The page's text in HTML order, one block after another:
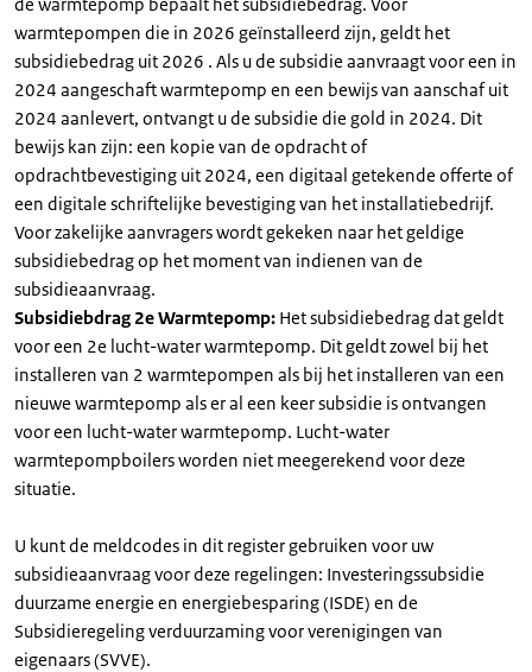
warmtepompen die in 2026 geïnstalleerd zijn, geldt het
subsidiebedrag uit 2026 . Als u de subsidie aanvraagt voor een in
2024 aangeschaft warmtepomp en een bewijs van aanschaf uit
2024 aanlevert, ontvangt u de subsidie die gold in 2024. Dit
bewijs kan zijn: een kopie van de opdracht of
opdrachtbevestiging uit 2024, een digitaal getekende offerte of
een digitale schriftelijke bevestiging van het installatiebedrijf.
Voor zakelijke aanvragers wordt gekeken naar het geldige
subsidiebedrag op het moment van indienen van de
subsidieaanvraag.
Subsidiebdrag 2e Warmtepomp: Het subsidiebedrag dat geldt
voor een 2e lucht-water warmtepomp. Dit geldt zowel bij het
installeren van 2 warmtepompen als bij het installeren van een
nieuwe warmtepomp als er al een keer subsidie is ontvangen
voor een lucht-water warmtepomp. Lucht-water
warmtepompboilers worden niet meegerekend voor deze
situatie.
U kunt de meldcodes in dit register gebruiken voor uw
subsidieaanvraag voor deze regelingen: Investeringssubsidie
duurzame energie en energiebesparing (ISDE) en de
Subsidieregeling verduurzaming voor verenigingen van
eigenaars (SVVE).